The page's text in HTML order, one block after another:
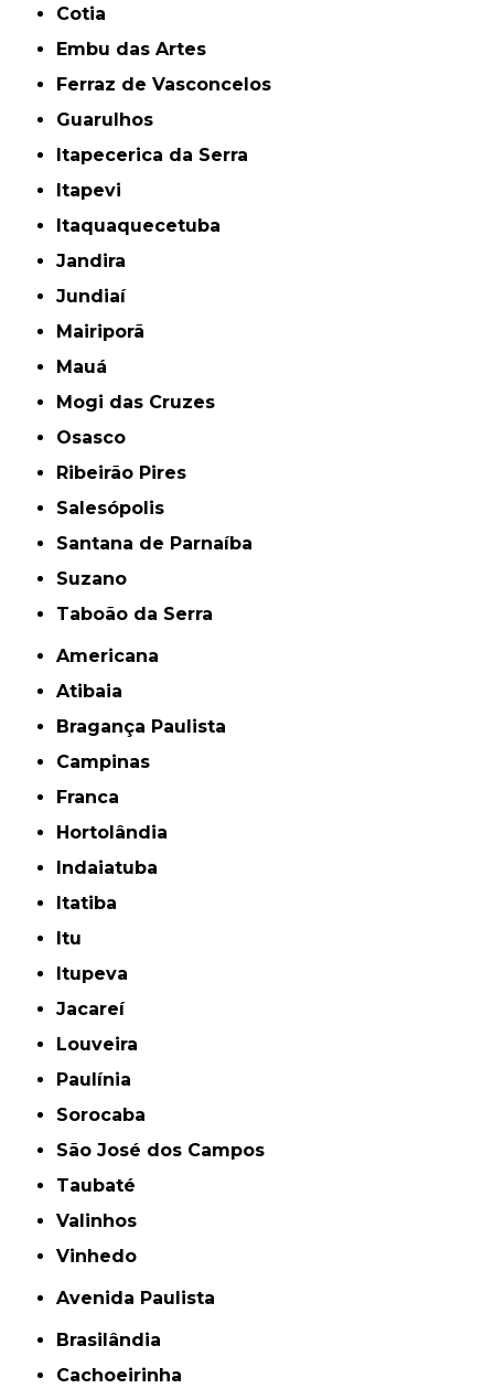
Cotia
Embu das Artes
Ferraz de Vasconcelos
Guarulhos
Itapecerica da Serra
Itapevi
Itaquaquecetuba
Jandira
Jundiaí
Mairiporã
Mauá
Mogi das Cruzes
Osasco
Ribeirão Pires
Salesópolis
Santana de Parnaíba
Suzano
Taboão da Serra
Americana
Atibaia
Bragança Paulista
Campinas
Franca
Hortolândia
Indaiatuba
Itatiba
Itu
Itupeva
Jacareí
Louveira
Paulínia
Sorocaba
São José dos Campos
Taubaté
Valinhos
Vinhedo
Avenida Paulista
Brasilândia
Cachoeirinha